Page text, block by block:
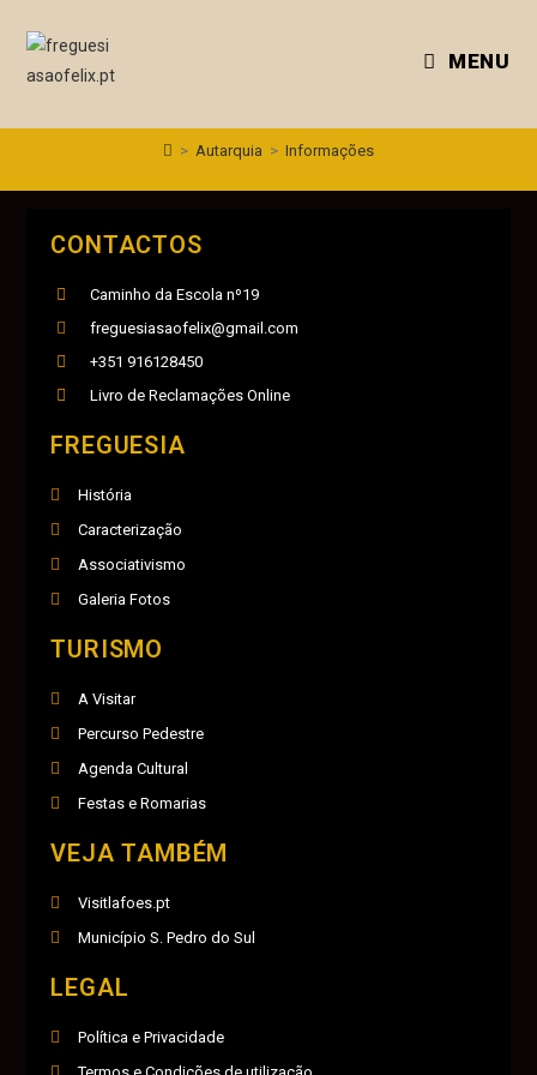
MENU
> Autarquia > Informações
CONTACTOS
Caminho da Escola nº19
freguesiasaofelix@gmail.com
+351 916128450
Livro de Reclamações Online
FREGUESIA
História
Caracterização
Associativismo
Galeria Fotos
TURISMO
A Visitar
Percurso Pedestre
Agenda Cultural
Festas e Romarias
VEJA TAMBÉM
Visitlafoes.pt
Município S. Pedro do Sul
LEGAL
Política e Privacidade